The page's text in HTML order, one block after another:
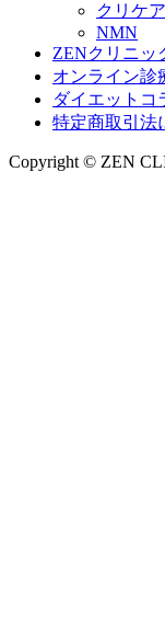
クリケア
NMN
ZENクリニッ
オンライン診
ダイエットコ
特定商取引法
Copyright © ZEN